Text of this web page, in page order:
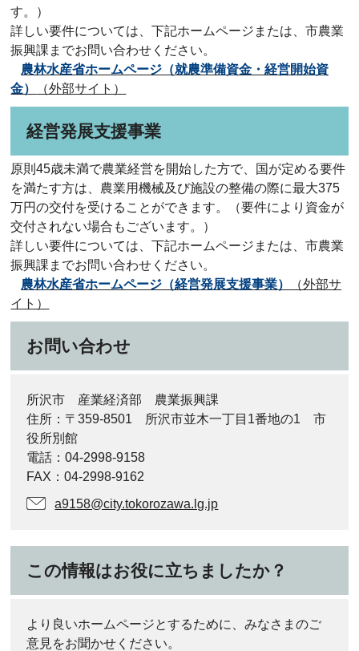
す。）
詳しい要件については、下記ホームページまたは、市農業
振興課までお問い合わせください。
農林水産省ホームページ （就農準備資金・経営開始資
金）
（外部サイト）
経営発展支援事業
原則45歳未満で農業経営を開始した方で、国が定める要件
を満たす方は、農業用機械及び施設の整備の際に最大375
万円の交付を受けることができます。（要件により資金が
交付されない場合もございます。）
詳しい要件については、下記ホームページまたは、市農業
振興課までお問い合わせください。
農林水産省ホームページ （経営発展支援事業）
（外部サ
イト）
お問い合わせ
所沢市 産業経済部 農業振興課
住所：〒359-8501 所沢市並木一丁目1番地の1 市
役所別館
電話：04-2998-9158
FAX：04-2998-9162
a9158@city.tokorozawa.lg.jp
この情報はお役に立ちましたか？
より良いホームページとするために、みなさまのご
意見をお聞かせください。